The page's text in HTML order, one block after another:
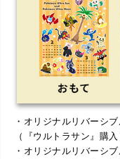
・オリジナルリバーシ
（『ウルトラサン』購入
・オリジナルリバーシ